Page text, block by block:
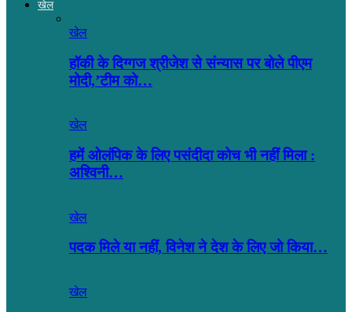
खेल
खेल
हॉकी के दिग्गज श्रीजेश से संन्यास पर बोले पीएम
मोदी,’टीम को…
खेल
हमें ओलंपिक के लिए पसंदीदा कोच भी नहीं मिला :
अश्विनी…
खेल
पदक मिले या नहीं, विनेश ने देश के लिए जो किया…
खेल